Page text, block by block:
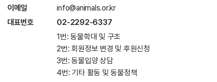
이메일
info@animals.or.kr
대표번호
02-2292-6337
1번: 동물학대 및 구조
2번: 회원정보 변경 및 후원신청
3번: 동물입양 상담
4번: 기타 활동 및 동물정책